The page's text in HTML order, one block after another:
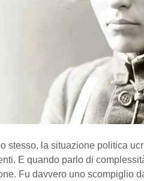
stesso, la situazione politica
E quando parlo di
Fu davvero uno scompiglio